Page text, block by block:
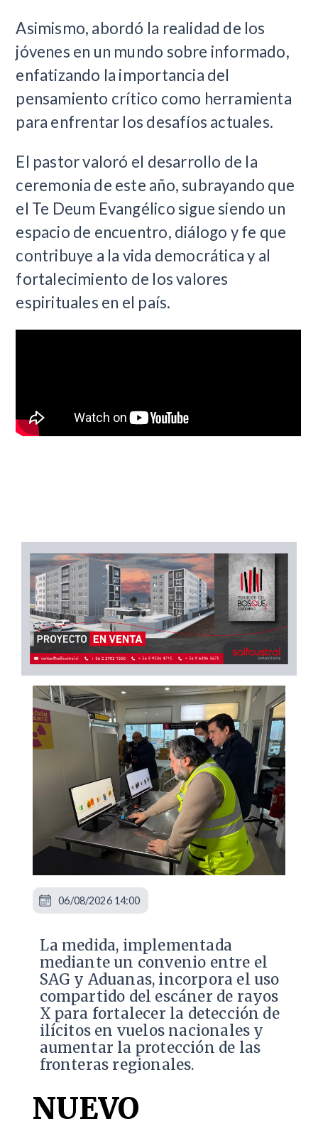
Asimismo, abordó la realidad de los
jóvenes en un mundo sobre informado,
enfatizando la importancia del
pensamiento crítico como herramienta
para enfrentar los desafíos actuales.
El pastor valoró el desarrollo de la
ceremonia de este año, subrayando que
el Te Deum Evangélico sigue siendo un
espacio de encuentro, diálogo y fe que
contribuye a la vida democrática y al
fortalecimiento de los valores
espirituales en el país.
La medida, implementada
mediante un convenio entre el
SAG y Aduanas, incorpora el uso
compartido del escáner de rayos
X para fortalecer la detección de
ilícitos en vuelos nacionales y
aumentar la protección de las
fronteras regionales.
NUEVO
06/08/2026 14:00